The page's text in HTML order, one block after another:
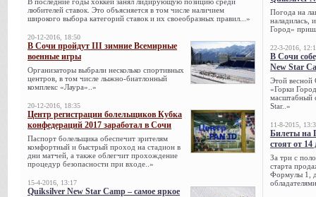
любителей ставок. Это объясняется в том числе наличием
широкого выбора категорий ставок и их своеобразных правил...»
20-12-2016, 18:50
В Сочи пройдут III зимние Всемирные
военные игры
Организаторы выбрали несколько спортивных
центров, в том числе лыжно-биатлонный
комплекс «Лаура»..»
20-12-2016, 18:35
Центр регистрации болельщиков Кубка
конфедераций 2017 заработал в Сочи
Паспорт болельщика обеспечит зрителям
комфортный и быстрый проход на стадион в
дни матчей, а также облегчит прохождение
процедур безопасности при входе..»
15-4-2016, 13:17
Quiksilver New Star Camp – самое яркое
Погода на
наладилась,
Город»
22-3-2016,
В Сочи
New Star
Этой весной
«Горки
масштабный
Star..»
11-8-2015,
Билеты на
стоят от
За три с
старта
Формулы 1,